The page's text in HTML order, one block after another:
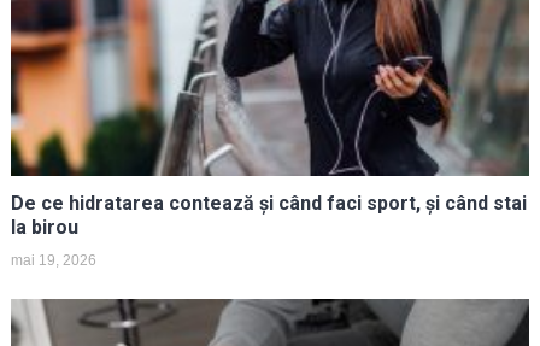
De ce hidratarea contează și când faci sport, și când stai
la birou
mai 19, 2026